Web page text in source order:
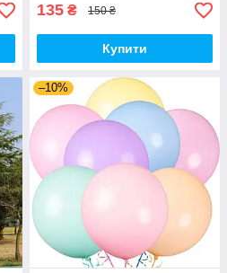
135 ₴ 150 ₴
Купити
–10%